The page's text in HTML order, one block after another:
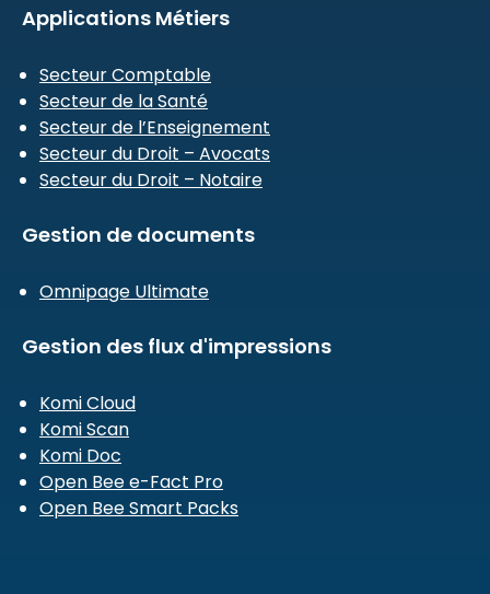
Applications Métiers
Secteur Comptable
Secteur de la Santé
Secteur de l’Enseignement
Secteur du Droit – Avocats
Secteur du Droit – Notaire
Gestion de documents
Omnipage Ultimate
Gestion des flux d'impressions
Komi Cloud
Komi Scan
Komi Doc
Open Bee e-Fact Pro
Open Bee Smart Packs